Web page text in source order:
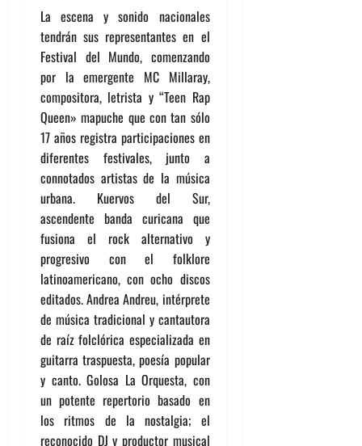
La escena y sonido nacionales
tendrán sus representantes en el
Festival del Mundo, comenzando
por la emergente MC Millaray,
compositora, letrista y “Teen Rap
Queen» mapuche que con tan sólo
17 años registra participaciones en
diferentes festivales, junto a
connotados artistas de la música
urbana. Kuervos del Sur,
ascendente banda curicana que
fusiona el rock alternativo y
progresivo con el folklore
latinoamericano, con ocho discos
editados. Andrea Andreu, intérprete
de música tradicional y cantautora
de raíz folclórica especializada en
guitarra traspuesta, poesía popular
y canto. Golosa La Orquesta, con
un potente repertorio basado en
los ritmos de la nostalgia; el
reconocido DJ y productor musical